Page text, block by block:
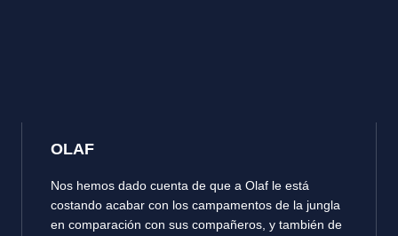
OLAF
Nos hemos dado cuenta de que a Olaf le está
costando acabar con los campamentos de la jungla
en comparación con sus compañeros, y también de